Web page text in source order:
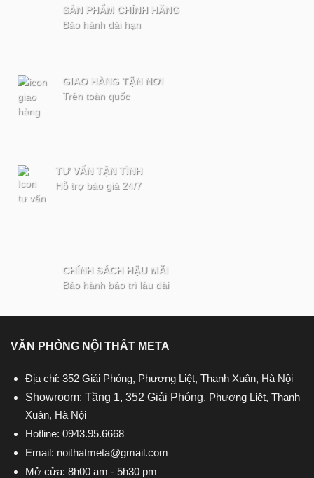
SẢN PHẨM CHÍNH HÃNG
Bảo hành dài hạn
GIAO HÀNG TẬN NƠI
Trên toàn quốc
TƯ VẤN TẬN TÌNH
Hỗ trợ báo giá 24/7
CHÍNH SÁCH HẬU MÃI
Bảo hành bảo trì lâu dài
VĂN PHÒNG NỘI THẤT META
Địa chỉ: 352 Giải Phóng, Phương Liệt, Thanh Xuân, Hà Nội
Showroom: Tầng 1, 352 Giải Phóng, Phương Liệt, Thanh
Xuân, Hà Nội
Hotline: 0943.95.6668
Email: noithatmeta@gmail.com
Mở cửa: 8h00 am - 5h30 pm